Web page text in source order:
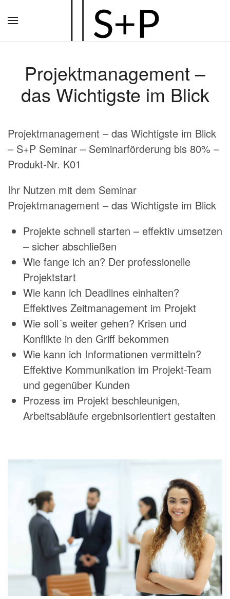
Hauptinhalt
Projektmanagement –
das Wichtigste im Blick
Projektmanagement – das Wichtigste im Blick
– S+P Seminar – Seminarförderung bis 80% –
Produkt-Nr. K01
Ihr Nutzen mit dem Seminar
Projektmanagement – das Wichtigste im Blick
Projekte schnell starten – effektiv umsetzen
– sicher abschließen
Wie fange ich an? Der professionelle
Projektstart
Wie kann ich Deadlines einhalten?
Effektives Zeitmanagement im Projekt
Wie soll´s weiter gehen? Krisen und
Konflikte in den Griff bekommen
Wie kann ich Informationen vermitteln?
Effektive Kommunikation im Projekt-Team
und gegenüber Kunden
Prozess im Projekt beschleunigen,
Arbeitsabläufe ergebnisorientiert gestalten